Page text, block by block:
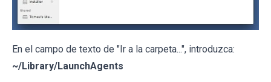
En el campo de texto de "Ir a la carpeta...", introduzca:
~/Library/LaunchAgents